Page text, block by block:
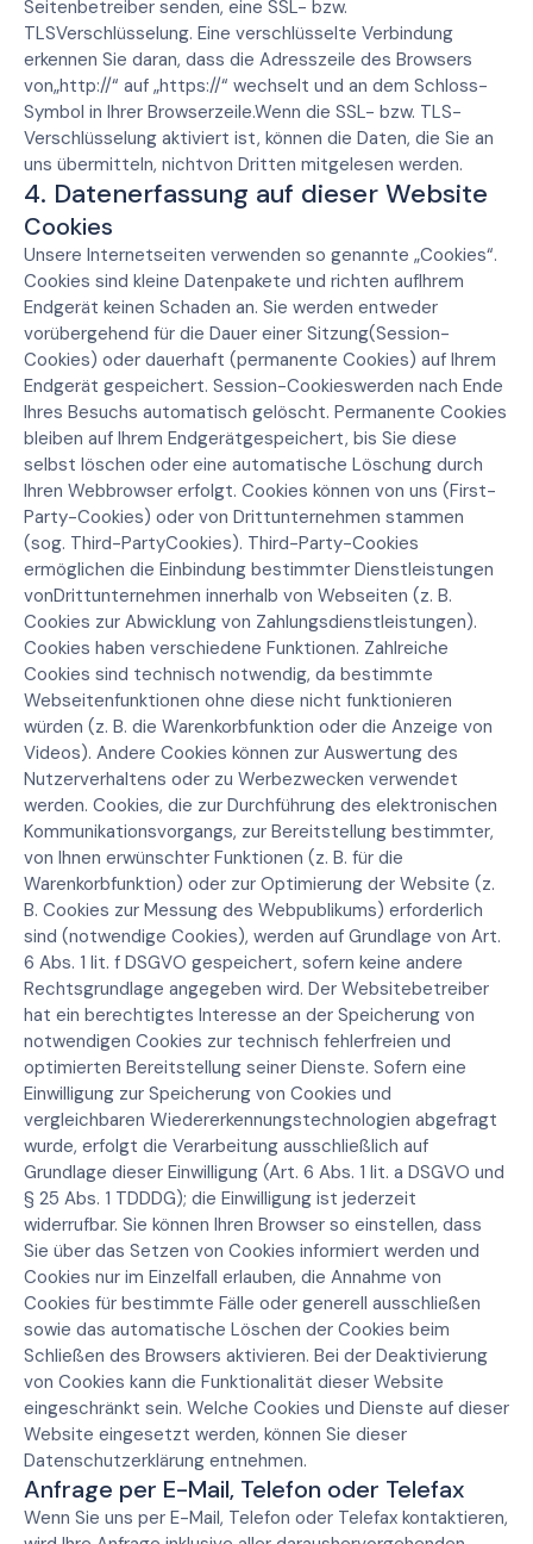
Seitenbetreiber senden, eine SSL- bzw.
TLSVerschlüsselung. Eine verschlüsselte Verbindung
erkennen Sie daran, dass die Adresszeile des Browsers
von„http://“ auf „https://“ wechselt und an dem Schloss-
Symbol in Ihrer Browserzeile.Wenn die SSL- bzw. TLS-
Verschlüsselung aktiviert ist, können die Daten, die Sie an
uns übermitteln, nichtvon Dritten mitgelesen werden.
4. Datenerfassung auf dieser Website
Cookies
Unsere Internetseiten verwenden so genannte „Cookies“.
Cookies sind kleine Datenpakete und richten aufIhrem
Endgerät keinen Schaden an. Sie werden entweder
vorübergehend für die Dauer einer Sitzung(Session-
Cookies) oder dauerhaft (permanente Cookies) auf Ihrem
Endgerät gespeichert. Session-Cookieswerden nach Ende
Ihres Besuchs automatisch gelöscht. Permanente Cookies
bleiben auf Ihrem Endgerätgespeichert, bis Sie diese
selbst löschen oder eine automatische Löschung durch
Ihren Webbrowser erfolgt. Cookies können von uns (First-
Party-Cookies) oder von Drittunternehmen stammen
(sog. Third-PartyCookies). Third-Party-Cookies
ermöglichen die Einbindung bestimmter Dienstleistungen
vonDrittunternehmen innerhalb von Webseiten (z. B.
Cookies zur Abwicklung von Zahlungsdienstleistungen).
Cookies haben verschiedene Funktionen. Zahlreiche
Cookies sind technisch notwendig, da bestimmte
Webseitenfunktionen ohne diese nicht funktionieren
würden (z. B. die Warenkorbfunktion oder die Anzeige von
Videos). Andere Cookies können zur Auswertung des
Nutzerverhaltens oder zu Werbezwecken verwendet
werden. Cookies, die zur Durchführung des elektronischen
Kommunikationsvorgangs, zur Bereitstellung bestimmter,
von Ihnen erwünschter Funktionen (z. B. für die
Warenkorbfunktion) oder zur Optimierung der Website (z.
B. Cookies zur Messung des Webpublikums) erforderlich
sind (notwendige Cookies), werden auf Grundlage von Art.
6 Abs. 1 lit. f DSGVO gespeichert, sofern keine andere
Rechtsgrundlage angegeben wird. Der Websitebetreiber
hat ein berechtigtes Interesse an der Speicherung von
notwendigen Cookies zur technisch fehlerfreien und
optimierten Bereitstellung seiner Dienste. Sofern eine
Einwilligung zur Speicherung von Cookies und
vergleichbaren Wiedererkennungstechnologien abgefragt
wurde, erfolgt die Verarbeitung ausschließlich auf
Grundlage dieser Einwilligung (Art. 6 Abs. 1 lit. a DSGVO und
§ 25 Abs. 1 TDDDG); die Einwilligung ist jederzeit
widerrufbar. Sie können Ihren Browser so einstellen, dass
Sie über das Setzen von Cookies informiert werden und
Cookies nur im Einzelfall erlauben, die Annahme von
Cookies für bestimmte Fälle oder generell ausschließen
sowie das automatische Löschen der Cookies beim
Schließen des Browsers aktivieren. Bei der Deaktivierung
von Cookies kann die Funktionalität dieser Website
eingeschränkt sein. Welche Cookies und Dienste auf dieser
Website eingesetzt werden, können Sie dieser
Datenschutzerklärung entnehmen.
Anfrage per E-Mail, Telefon oder Telefax
Wenn Sie uns per E-Mail, Telefon oder Telefax kontaktieren,